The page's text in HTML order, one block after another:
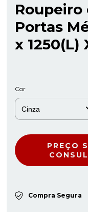
Roupeiro
Portas
x 1250(L)
Cor
Compra Segura